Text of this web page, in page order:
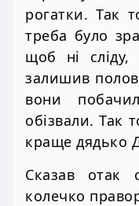
рогатки. Так
треба було
щоб ні
залишив
вони
обізвали. Так
краще дядько
Сказав отак
колечко